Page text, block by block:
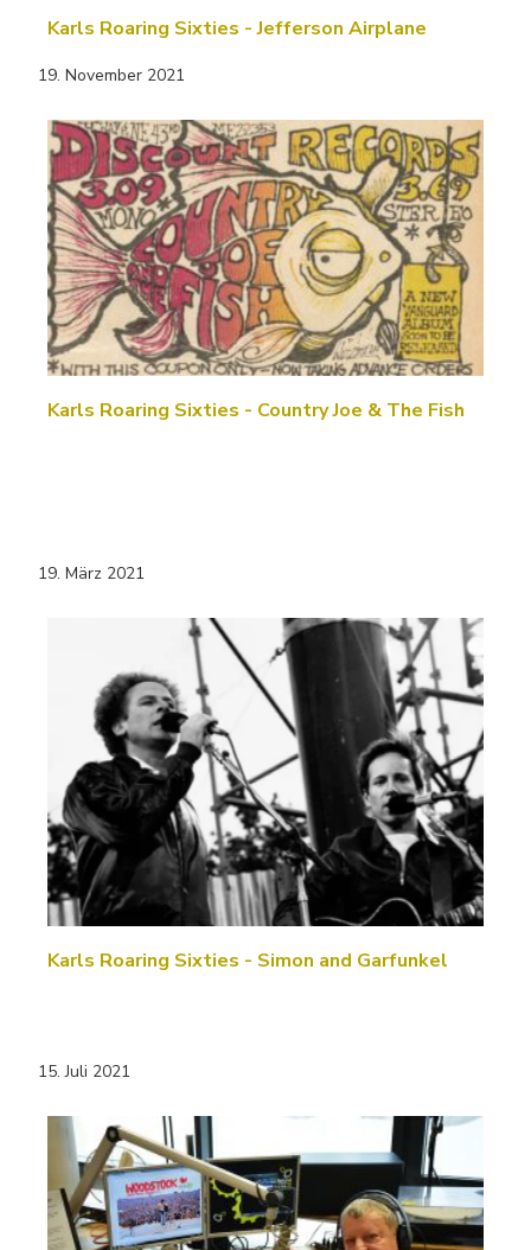
Karls Roaring Sixties - Jefferson Airplane
19. November 2021
Karls Roaring Sixties - Country Joe & The Fish
19. März 2021
Karls Roaring Sixties - Simon and Garfunkel
15. Juli 2021